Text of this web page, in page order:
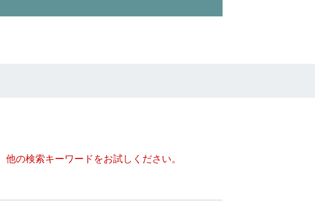
他の検索キーワードをお試しください。